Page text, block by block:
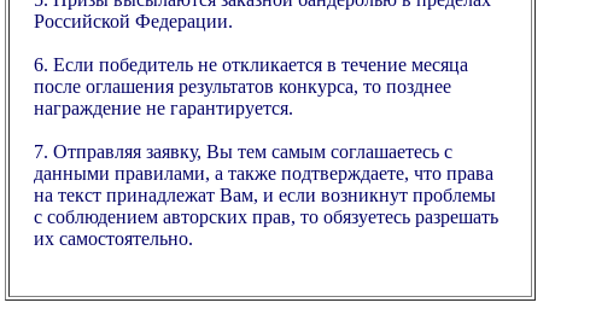
Российской Федерации.
6. Если победитель не откликается в течение месяца
после оглашения результатов конкурса, то позднее
награждение не гарантируется.
7. Отправляя заявку, Вы тем самым соглашаетесь с
данными правилами, а также подтверждаете, что права
на текст принадлежат Вам, и если возникнут проблемы
с соблюдением авторских прав, то обязуетесь разрешать
их самостоятельно.